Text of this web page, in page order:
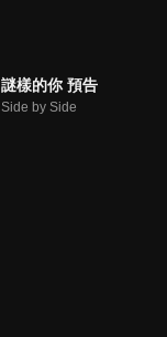
謎樣的你 預告
Side by Side